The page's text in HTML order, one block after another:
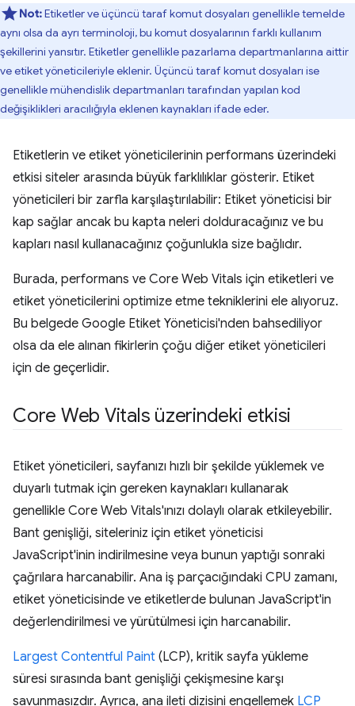
Not:Etiketler ve üçüncü taraf komut dosyaları genellikle temelde
aynı olsa da ayrı terminoloji, bu komut dosyalarının farklı kullanım
şekillerini yansıtır. Etiketler genellikle pazarlama departmanlarına aittir
ve etiket yöneticileriyle eklenir. Üçüncü taraf komut dosyaları ise
genellikle mühendislik departmanları tarafından yapılan kod
değişiklikleri aracılığıyla eklenen kaynakları ifade eder.
Etiketlerin ve etiket yöneticilerinin performans üzerindeki
etkisi siteler arasında büyük farklılıklar gösterir. Etiket
yöneticileri bir zarfla karşılaştırılabilir: Etiket yöneticisi bir
kap sağlar ancak bu kapta neleri dolduracağınız ve bu
kapları nasıl kullanacağınız çoğunlukla size bağlıdır.
Burada, performans ve Core Web Vitals için etiketleri ve
etiket yöneticilerini optimize etme tekniklerini ele alıyoruz.
Bu belgede Google Etiket Yöneticisi'nden bahsediliyor
olsa da ele alınan fikirlerin çoğu diğer etiket yöneticileri
için de geçerlidir.
Core Web Vitals üzerindeki etkisi
Etiket yöneticileri, sayfanızı hızlı bir şekilde yüklemek ve
duyarlı tutmak için gereken kaynakları kullanarak
genellikle Core Web Vitals'ınızı dolaylı olarak etkileyebilir.
Bant genişliği, siteleriniz için etiket yöneticisi
JavaScript'inin indirilmesine veya bunun yaptığı sonraki
çağrılara harcanabilir. Ana iş parçacığındaki CPU zamanı,
etiket yöneticisinde ve etiketlerde bulunan JavaScript'in
değerlendirilmesi ve yürütülmesi için harcanabilir.
Largest Contentful Paint (LCP), kritik sayfa yükleme
süresi sırasında bant genişliği çekişmesine karşı
savunmasızdır. Ayrıca, ana ileti dizisini engellemek LCP